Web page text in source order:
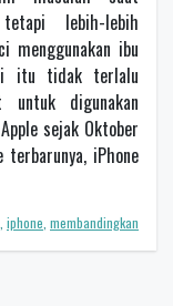
lebih-lebih
menggunakan ibu
itu tidak terlalu
untuk digunakan
sejak Oktober
iPhone
iphone membandingkan